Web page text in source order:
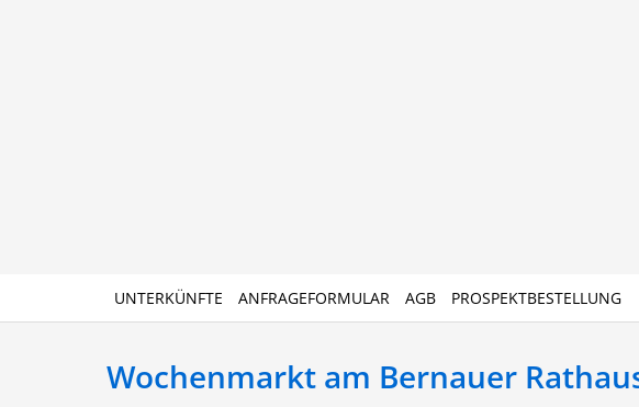
UNTERKÜNFTE ANFRAGEFORMULAR AGB PROSPEKTBESTELLUNG
Wochenmarkt am Bernauer